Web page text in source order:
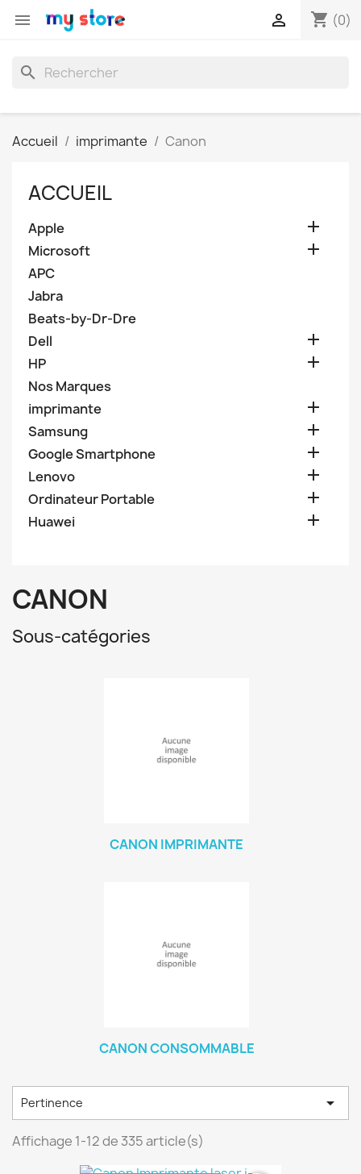
 shopping_cart (0)

search
Accueil imprimante Canon
ACCUEIL
Apple 
Microsoft 
APC
Jabra
Beats-by-Dr-Dre
Dell

HP 
Nos Marques
imprimante

Samsung 
Google Smartphone 
Lenovo 
Ordinateur Portable 
Huawei 
CANON
Sous-catégories
CANON IMPRIMANTE
CANON CONSOMMABLE
Pertinence 
Affichage 1-12 de 335 article(s)